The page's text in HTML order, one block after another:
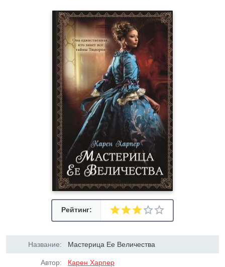
Рейтинг:
Название: Мастерица Ее Величества
Автор: Карен Харпер